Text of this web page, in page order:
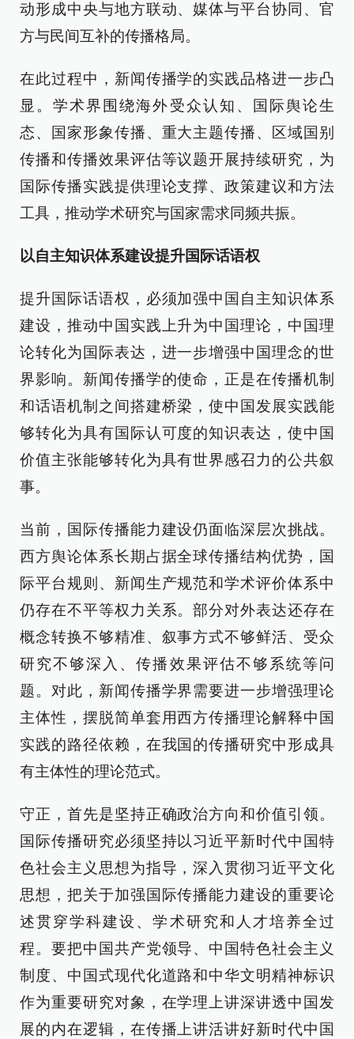
动形成中央与地方联动、媒体与平台协同、官
方与民间互补的传播格局。
在此过程中，新闻传播学的实践品格进一步凸
显。学术界围绕海外受众认知、国际舆论生
态、国家形象传播、重大主题传播、区域国别
传播和传播效果评估等议题开展持续研究，为
国际传播实践提供理论支撑、政策建议和方法
工具，推动学术研究与国家需求同频共振。
以自主知识体系建设提升国际话语权
提升国际话语权，必须加强中国自主知识体系
建设，推动中国实践上升为中国理论，中国理
论转化为国际表达，进一步增强中国理念的世
界影响。新闻传播学的使命，正是在传播机制
和话语机制之间搭建桥梁，使中国发展实践能
够转化为具有国际认可度的知识表达，使中国
价值主张能够转化为具有世界感召力的公共叙
事。
当前，国际传播能力建设仍面临深层次挑战。
西方舆论体系长期占据全球传播结构优势，国
际平台规则、新闻生产规范和学术评价体系中
仍存在不平等权力关系。部分对外表达还存在
概念转换不够精准、叙事方式不够鲜活、受众
研究不够深入、传播效果评估不够系统等问
题。对此，新闻传播学界需要进一步增强理论
主体性，摆脱简单套用西方传播理论解释中国
实践的路径依赖，在我国的传播研究中形成具
有主体性的理论范式。
守正，首先是坚持正确政治方向和价值引领。
国际传播研究必须坚持以习近平新时代中国特
色社会主义思想为指导，深入贯彻习近平文化
思想，把关于加强国际传播能力建设的重要论
述贯穿学科建设、学术研究和人才培养全过
程。要把中国共产党领导、中国特色社会主义
制度、中国式现代化道路和中华文明精神标识
作为重要研究对象，在学理上讲深讲透中国发
展的内在逻辑，在传播上讲活讲好新时代中国